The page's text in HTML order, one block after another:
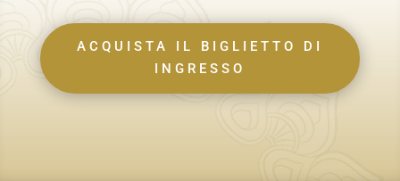
ACQUISTA IL BIGLIETTO DI
INGRESSO